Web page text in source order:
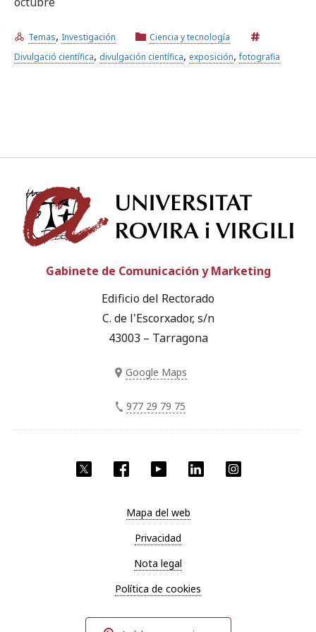
Prueba la búsqueda avanzada
Temas, Investigación
Ciencia y tecnología
Divulgació científica, divulgación científica, exposición,fotografia
Twitter Facebook YouTube LinkedIn
Gabinete de Comunicación y Marketing
Edificio del Rectorado
C. de l'Escorxador, s/n
43003 – Tarragona
Google Maps
977 29 79 75
Mapa del web
Privacidad
Nota legal
Política de cookies